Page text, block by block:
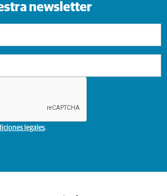
newsletter
legales.